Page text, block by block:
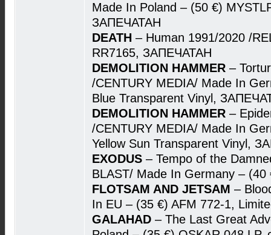
Made In Poland – (50 €)
ЗАПЕЧАТАН
DEATH – Human 1991/2020 /
RR7165, ЗАПЕЧАТАН
DEMOLITION HAMMER –
/CENTURY MEDIA/ Made In
Blue Transparent Vinyl,
DEMOLITION HAMMER –
/CENTURY MEDIA/ Made In
Yellow Sun Transparent Vinyl,
EXODUS – Tempo of the
BLAST/ Made In Germany –
FLOTSAM AND JETSAM –
In EU – (35 €) AFM 772-1,
GALAHAD – The Last Great